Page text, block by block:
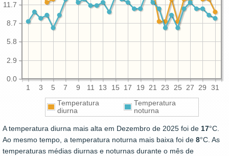
1 3 5 7 9 11 13 15 17 19 21 23 25 27 29 31
0.0
2.9
5.8
8.7
11.7
Temperatura
diurna
Temperatura
noturna
A temperatura diurna mais alta em Dezembro de 2025 foi de 17°C.
Ao mesmo tempo, a temperatura noturna mais baixa foi de 8°C. As
temperaturas médias diurnas e noturnas durante o mês de